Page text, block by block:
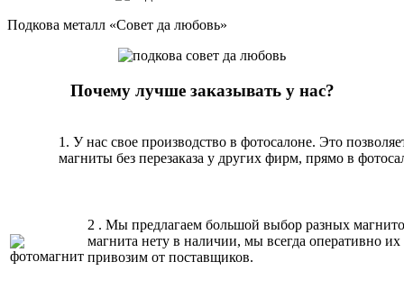
Подкова металл «Совет да любовь»
Почему лучше заказывать у нас?
1. У нас свое производство в фотосалоне. Это
магниты без перезаказа у других фирм, прямо в
2 . Мы предлагаем большой выбор разных
магнита нету в наличии, мы всегда оперативно их
привозим от поставщиков.